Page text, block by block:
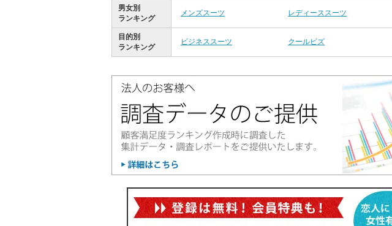
男女別
ランキング
メンズスーツ レディーススーツ
目的別
ランキング
ビジネススーツ クールビズ